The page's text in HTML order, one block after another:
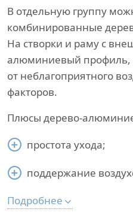
В отдельную группу
комбинированные
На створки и раму с
алюминиевый
от неблагоприятного
факторов.
Плюсы дерево-
простота ухода;
поддержание
Подробнее